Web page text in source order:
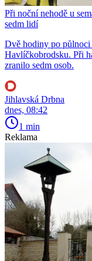
Při noční nehodě u
sedm lidí
Dvě hodiny po
Havlíčkobrodsku. Při
zranilo sedm osob.
Jihlavská Drbna
dnes, 08:42
1 min
Reklama